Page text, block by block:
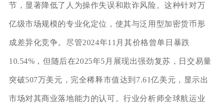
节，显著降低了人为操作失误和欺诈风险。这种针对万
亿级市场规模的专业化定位，使其与泛用型加密货币形
成差异化竞争。尽管2024年11月其价格曾单日暴跌
10.54%，但随后在2025年5月展现出强劲复苏，日交易量
突破507万美元，完全稀释市值达到7.61亿美元，显示出
市场对其商业落地能力的认可。行业分析师全球航运业